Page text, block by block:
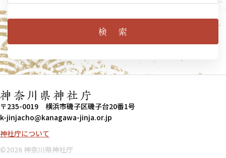
〒235-0019 横浜市磯子区磯子台20番1号
k-jinjacho@kanagawa-jinja.or.jp
神社庁について
©︎2026 神奈川県神社庁